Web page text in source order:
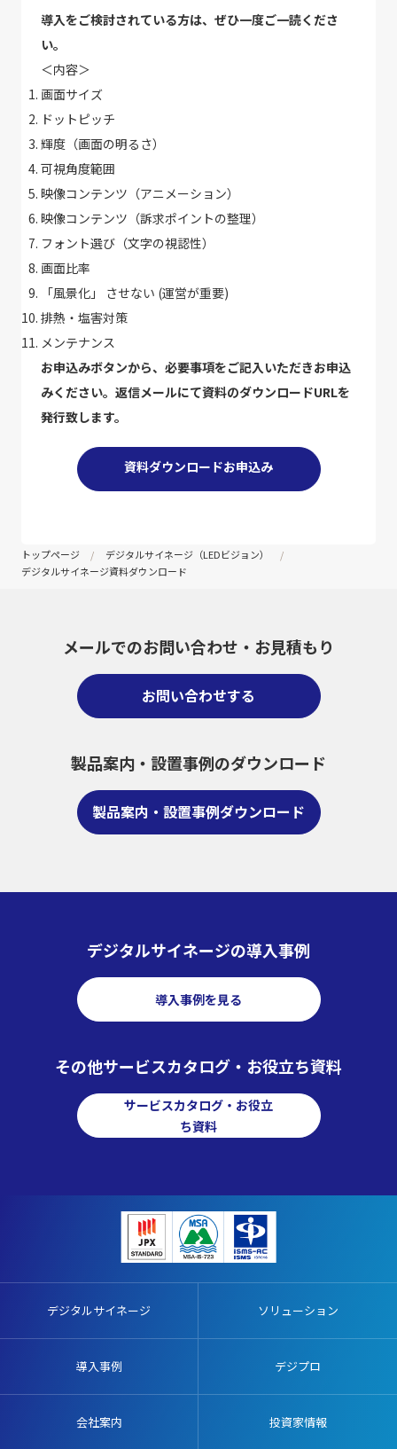
導入をご検討されている方は、ぜひ一度ご一読くださ
い。
＜内容＞
画面サイズ
ドットピッチ
輝度（画面の明るさ）
可視角度範囲
映像コンテンツ（アニメーション）
映像コンテンツ（訴求ポイントの整理）
フォント選び（文字の視認性）
画面比率
「風景化」 させない (運営が重要)
排熱・塩害対策
メンテナンス
お申込みボタンから、必要事項をご記入いただきお申込
みください。返信メールにて資料のダウンロードURLを
発行致します。
資料ダウンロードお申込み
トップページ
デジタルサイネージ（LEDビジョン）
デジタルサイネージ資料ダウンロード
メールでのお問い合わせ・ お見積もり
お問い合わせする
製品案内・設置事例のダウンロード
製品案内・設置事例ダウンロード
デジタルサイネージの導入事例
導入事例を見る
その他サービスカタログ・お役立ち資料
サービスカタログ・お役立
ち資料
デジタルサイネージ ソリューション
導入事例 デジプロ
会社案内 投資家情報